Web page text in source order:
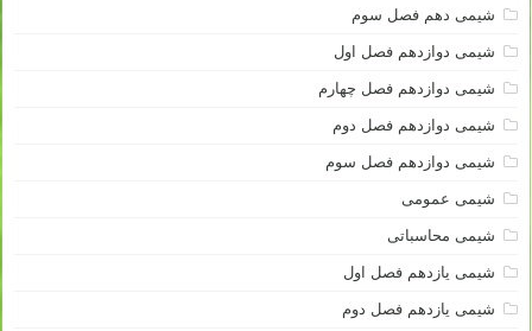
شیمی دهم فصل سوم
شیمی دوازدهم فصل اول
شیمی دوازدهم فصل چهارم
شیمی دوازدهم فصل دوم
شیمی دوازدهم فصل سوم
شیمی عمومی
شیمی محاسباتی
شیمی یازدهم فصل اول
شیمی یازدهم فصل دوم